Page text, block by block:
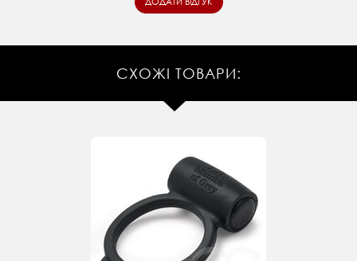
СХОЖІ ТОВАРИ: